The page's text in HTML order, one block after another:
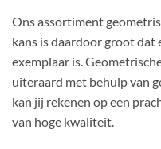
Ons assortiment
kans is daardoor groot dat
exemplaar is.
uiteraard met behulp van
kan jij rekenen op een
van hoge kwaliteit.